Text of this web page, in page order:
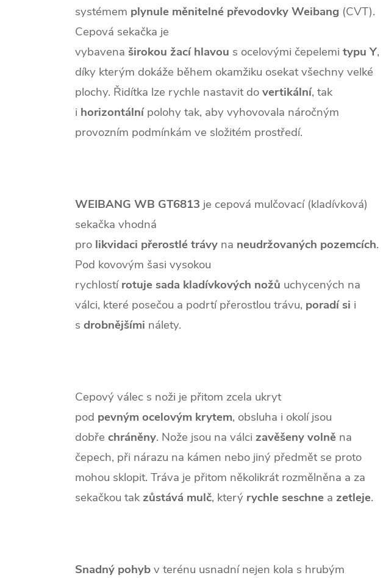
systémem plynule měnitelné převodovkyWeibang (CVT).
Cepová sekačka je
vybavena širokou žací hlavou s ocelovými čepelemi typu Y,
díky kterým dokáže během okamžiku osekat všechny velké
plochy. Řidítka lze rychle nastavit dovertikální, tak
i horizontálnípolohy tak, aby vyhovovala náročným
provozním podmínkám ve složitém prostředí.
WEIBANG WB GT6813 je cepová mulčovací (kladívková)
sekačka vhodná
pro likvidaci přerostlétrávy na neudržovaných pozemcích.
Pod kovovým šasi vysokou
rychlostírotujesada kladívkových nožů uchycených na
válci, které posečou a podrtí přerostlou trávu, poradísi i
s drobnějšími nálety.
Cepový válec s noži je přitom zcela ukryt
pod pevným ocelovým krytem, obsluha i okolí jsou
dobře chráněny. Nože jsou na válci zavěšenyvolně na
čepech, při nárazu na kámen nebo jiný předmět se proto
mohou sklopit. Tráva je přitom několikrát rozmělněna a za
sekačkou tak zůstává mulč, který rychleseschne a zetleje.
Snadný pohybv terénu usnadní nejen kola s hrubým